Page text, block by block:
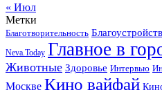
« Июл
Метки
Благотворительность
Neva.Today Главное в
Животные Здоровье Интервью
Москве Кино вайфай